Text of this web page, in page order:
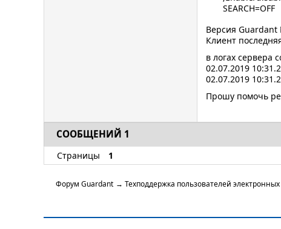
SEARCH=OFF
Версия Guardant
Клиент
в логах сервера
02.07.2019
02.07.2019
Прошу помочь
СООБЩЕНИЙ 1
Страницы 1
Форум Guardant → Техподдержка пользователей